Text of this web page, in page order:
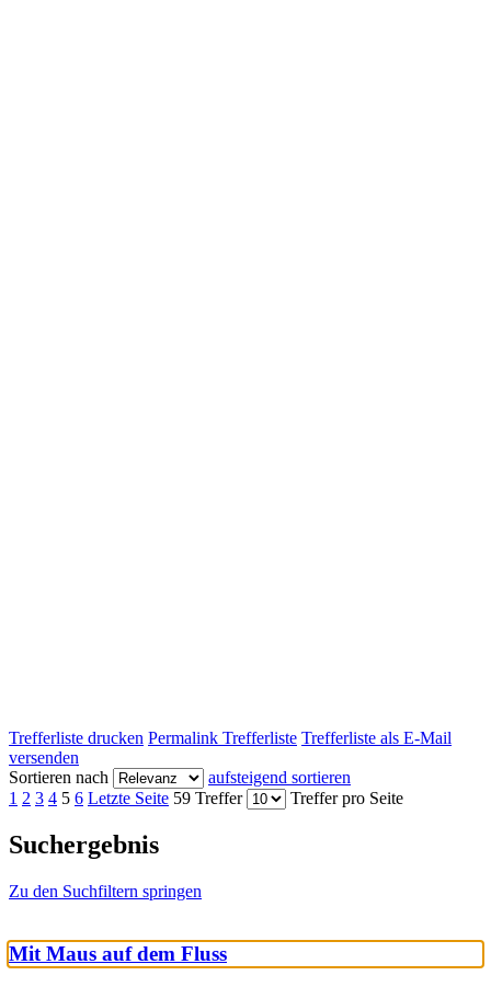
Trefferliste drucken Permalink Trefferliste Trefferliste als E-Mail
versenden
Sortieren nach
aufsteigend sortieren
1 2 3 4 5 6 Letzte Seite 59 Treffer Treffer pro Seite
Suchergebnis
Zu den Suchfiltern springen
Mit Maus auf dem Fluss